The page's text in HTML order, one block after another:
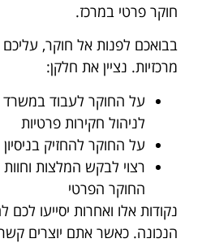
חוקר פרטי במרכז.
בבואכם לפנות אל חוקר, עליכם
מרכזיות. נציין את חלקן:
על החוקר לעבוד במשרד
לניהול חקירות פרטיות
על החוקר להחזיק
רצוי לבקש המלצות
החוקר הפרטי
נקודות אלו ואחרות יסייעו
הנכונה. כאשר אתם יוצרים